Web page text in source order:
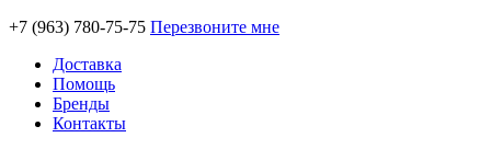
+7 (963) 780-75-75 Перезвоните мне
Доставка
Помощь
Бренды
Контакты